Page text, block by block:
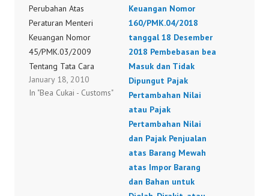
Perubahan Atas
Peraturan Menteri
Keuangan Nomor
45/PMK.03/2009
Tentang Tata Cara
Pengawasan,
Pengadministrasian,
January 18, 2010
In "Bea Cukai - Customs"
Keuangan Nomor
160/PMK.04/2018
tanggal 18 Desember
2018 Pembebasan bea
Masuk dan Tidak
Dipungut Pajak
Pertambahan Nilai
atau Pajak
Pertambahan Nilai
dan Pajak Penjualan
atas Barang Mewah
atas Impor Barang
dan Bahan untuk